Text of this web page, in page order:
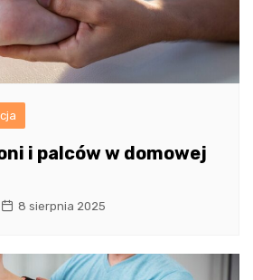
i palców w domowej
8 sierpnia 2025